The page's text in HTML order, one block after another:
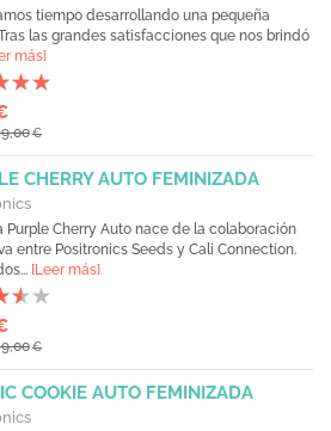
tiempo desarrollando una pequeña
las grandes satisfacciones que nos brindó
más]
€
CHERRY AUTO FEMINIZADA
Purple Cherry Auto nace de la colaboración
entre Positronics Seeds y Cali Connection.
[Leer más]
€
COOKIE AUTO FEMINIZADA